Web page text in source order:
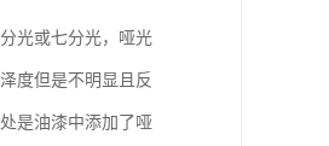
光或七分光，哑光
度但是不明显且反
是油漆中添加了哑